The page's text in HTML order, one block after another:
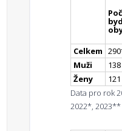
Celkem 290
Muži
138
Ženy
121
Data pro rok
2022*, 2023**